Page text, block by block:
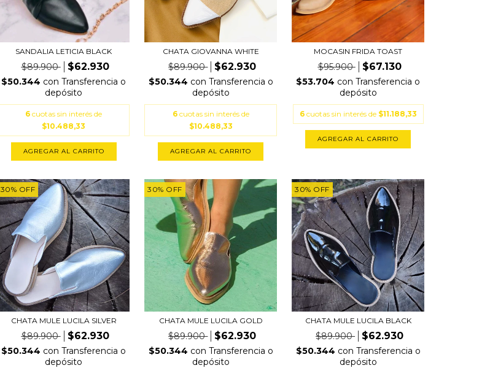
SANDALIA LETICIA BLACK
$89.900 $62.930
$50.344 con Transferencia o
depósito
6 cuotas sin interés de
$10.488,33
AGREGAR AL CARRITO
CHATA GIOVANNA WHITE
$89.900 $62.930
$50.344 con Transferencia o
depósito
6 cuotas sin interés de
$10.488,33
AGREGAR AL CARRITO
MOCASIN FRIDA TOAST
$95.900 $67.130
$53.704 con Transferencia o
depósito
6 cuotas sin interés de $11.188,33
AGREGAR AL CARRITO
30% OFF
CHATA MULE LUCILA SILVER
$89.900 $62.930
$50.344 con Transferencia o
depósito
30% OFF
CHATA MULE LUCILA GOLD
$89.900 $62.930
$50.344 con Transferencia o
depósito
30% OFF
CHATA MULE LUCILA BLACK
$89.900 $62.930
$50.344 con Transferencia o
depósito